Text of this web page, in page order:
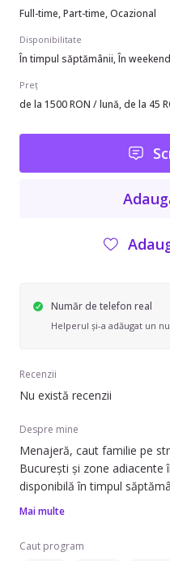
Full-time, Part-time, Ocazional
Disponibilitate
În timpul săptămânii, În weekend
Preț
de la 1500 RON / lună, de la 45
Număr de telefon real
Helperul și-a adăugat un
Recenzii
Nu există recenzii
Despre mine
Menajeră, caut familie pe
București și zone
disponibilă în timpul
atât full-time, cât și part-
Pot să ofer ajutor cu:
așternuturilor, spălatul
Mai multe
Caut program